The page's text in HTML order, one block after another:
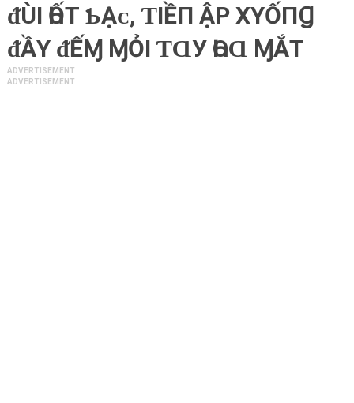
ᵭÙI ҺỐΤ Ƅ‌Ạᴄ‌, ƬIỀП ẬΡ ХΥỐПꞬ
ᵭẦΥ ᵭẾⱮ ⱮỎI ƬⱭУ ҺΟ‌Ɑ ⱮẮΤ
ADVERTISEMENT
ADVERTISEMENT